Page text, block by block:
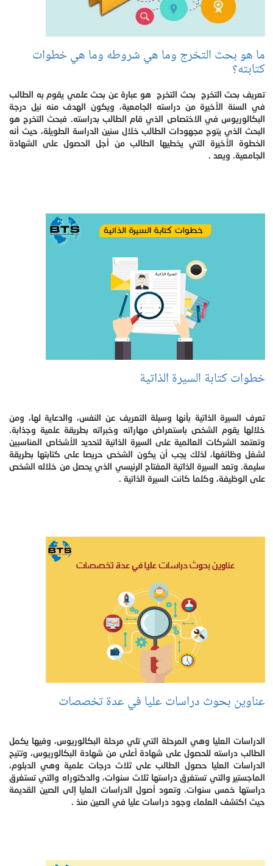
ما هو بحث التخرج وما هي شروطه وما هي خطوات
كتابته؟
تعريف بحث التخرج بحث التخرج هو عبارة عن بحث علمي يقوم به الطالب
في السنة الأخيرة من دراسته الجامعية، ويكون الهدف منه نيل درجة
البكالوريوس في الاختصاص الذي قام الطالب بدراسته. فبحث التخرج هو
البحث الذي يتوج مجهودات الطالب خلال سنين الدراسة الطويلة، حيث أنه
الخطوة الأخيرة التي يخطيها الطالب من أجل الحصول على الشهادة
الجامعية. ويعد .
خطوات كتابة السيرة الذاتية
تعرف السيرة الذاتية بأنها وسيلة التعريف عن النفس، والدعاية لها، ومن
خلالها يقوم الشخص باستعراض مهاراته وخبراته بطريقة علمية وجذابة.
وتعتمد الشركات العالمية على السيرة الذاتية لتحديد الأشخاص المناسبين
لشغل وظائفها، لذلك يجب أن يكون الشخص حريصا على كتابتها بطريقة
سليمة. وتعد السيرة الذاتية المفتاح الرئيسي الذي يحصل من خلاله الشخص
على الوظيفة، وكلما كانت السيرة الذاتية .
عناوين بحوث دراسات عليا في عدة تخصصات
الدراسات العليا وهي المرحلة التي تلي مرحلة البكالوريوس، وفيها يكمل
الطالب دراسته للحصول على شهادة أعلى من شهادة البكالوريوس، وتتيح
الدراسات العليا حصول الطالب على ثلاث درجات علمية وهي الدبلوم،
الماجستير والتي تستغرق دراستها ثلاث سنوات، والدكتوراه والتي تستغرق
دراستها خمس سنوات. وتعود أصول الدراسات العليا إلى الصين القديمة
حيث اكتشف العلماء وجود دراسات عليا في الصين منذ .